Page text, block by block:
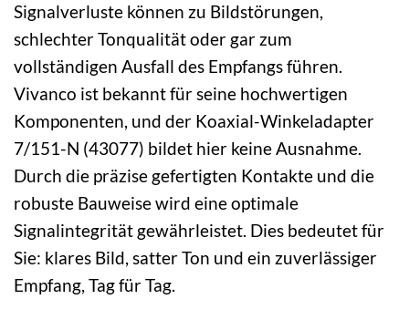
Signalverluste können zu Bildstörungen,
schlechter Tonqualität oder gar zum
vollständigen Ausfall des Empfangs führen.
Vivanco ist bekannt für seine hochwertigen
Komponenten, und der Koaxial-Winkeladapter
7/151-N (43077) bildet hier keine Ausnahme.
Durch die präzise gefertigten Kontakte und die
robuste Bauweise wird eine optimale
Signalintegrität gewährleistet. Dies bedeutet für
Sie: klares Bild, satter Ton und ein zuverlässiger
Empfang, Tag für Tag.